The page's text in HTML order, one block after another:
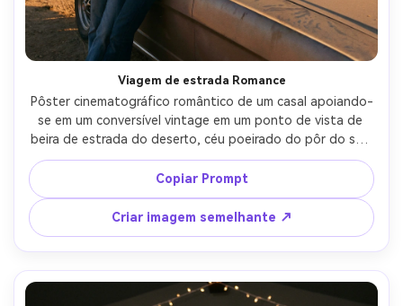
Viagem de estrada Romance
Pôster cinematográfico romântico de um casal apoiando-
se em um conversível vintage em um ponto de vista de
beira de estrada do deserto, céu poeirado do pôr do sol,
mapa e polaroides visíveis no carro, vibração lúdica
relaxada, ela usa óculos de sol e uma camiseta branca, ele
usa uma camisa de jeans, luz dourada quente, amplo
espaço negativo para o título, disparado em 35mm f/2.0,
fotorealista, moderno indie-romance poster
Classificação- -ar 4:5
Copiar Prompt
Criar imagem semelhante ↗